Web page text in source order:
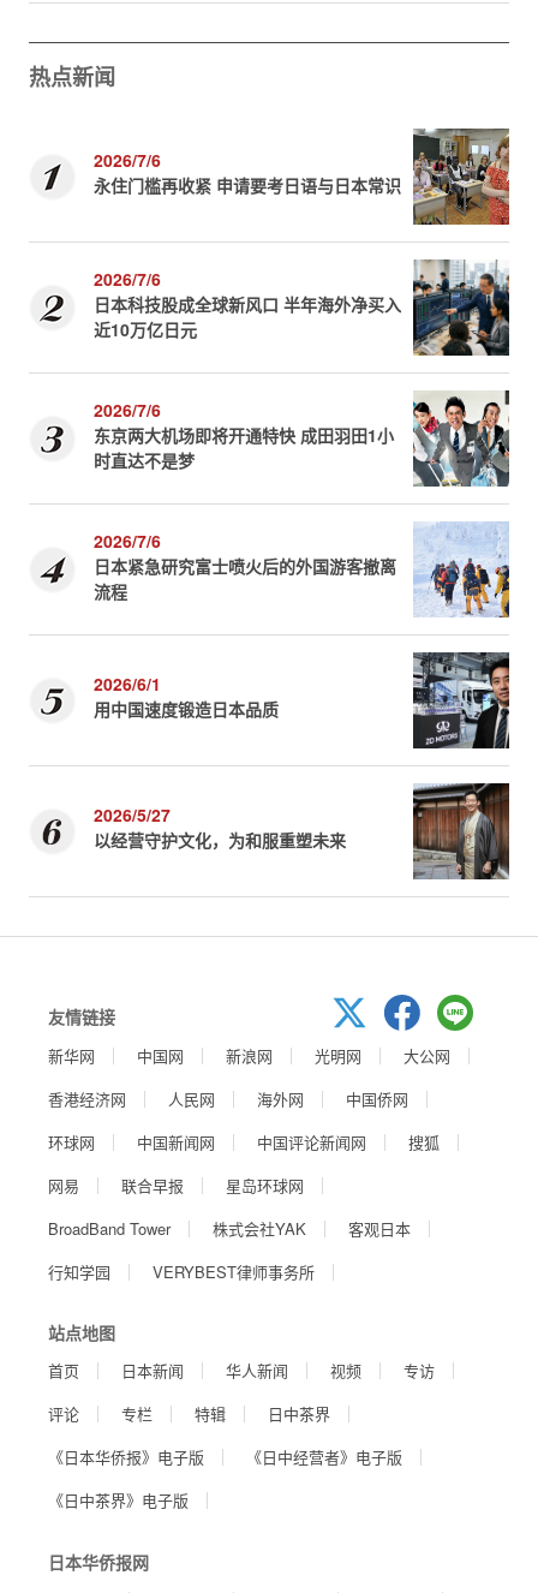
热点新闻
2026/7/6
永住门槛再收紧 申请要考日语与日本常识
2026/7/6
日本科技股成全球新风口 半年海外净买入
近10万亿日元
2026/7/6
东京两大机场即将开通特快 成田羽田1小
时直达不是梦
2026/7/6
日本紧急研究富士喷火后的外国游客撤离
流程
2026/6/1
用中国速度锻造日本品质
2026/5/27
以经营守护文化，为和服重塑未来
友情链接
新华网 中国网 新浪网 光明网
大公网
香港经济网
人民网 海外网
中国侨网
环球网
中国新闻网 中国评论新闻网
搜狐
网易
联合早报
星岛环球网
BroadBand Tower
株式会社YAK
客观日本
行知学园
VERYBEST律师事务所
站点地图
首页 日本新闻 华人新闻 视频
专访
评论
专栏 特辑
日中茶界
《日本华侨报》电子版
《日中经营者》电子版
《日中茶界》电子版
日本华侨报网